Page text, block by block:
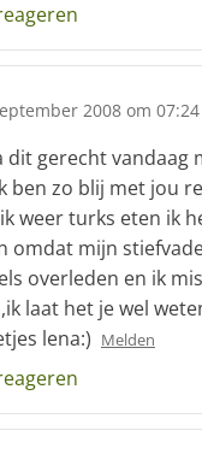
2008 om 07:24
dit gerecht vandaag
ben zo blij met jou
weer turks eten ik
omdat mijn
overleden en ik
laat het je wel
lena:) Melden